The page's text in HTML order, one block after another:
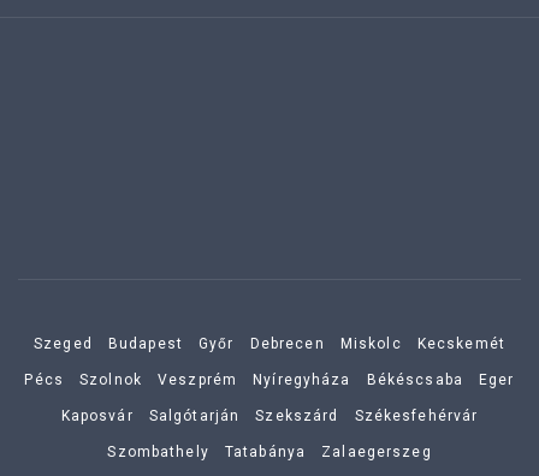
Szeged Budapest Győr Debrecen Miskolc Kecskemét
Pécs Szolnok Veszprém Nyíregyháza Békéscsaba Eger
Kaposvár Salgótarján Szekszárd Székesfehérvár
Szombathely Tatabánya Zalaegerszeg